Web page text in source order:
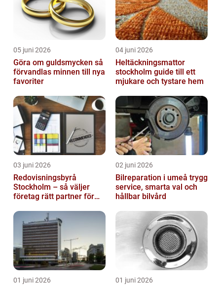
05 juni 2026
Göra om guldsmycken så
förvandlas minnen till nya
favoriter
04 juni 2026
Heltäckningsmattor
stockholm guide till ett
mjukare och tystare hem
03 juni 2026
Redovisningsbyrå
Stockholm – så väljer
företag rätt partner för
02 juni 2026
Bilreparation i umeå trygg
service, smarta val och
hållbar bilvård
01 juni 2026 01 juni 2026